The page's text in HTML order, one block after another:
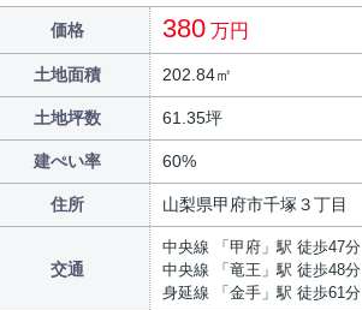
価格 380 万円
土地面積 202.84㎡
土地坪数 61.35坪
建ぺい率 60%
住所 山梨県甲府市千塚３丁目
交通
中央線 「甲府」駅 徒歩47分
中央線 「竜王」駅 徒歩48分
身延線 「金手」駅 徒歩61分